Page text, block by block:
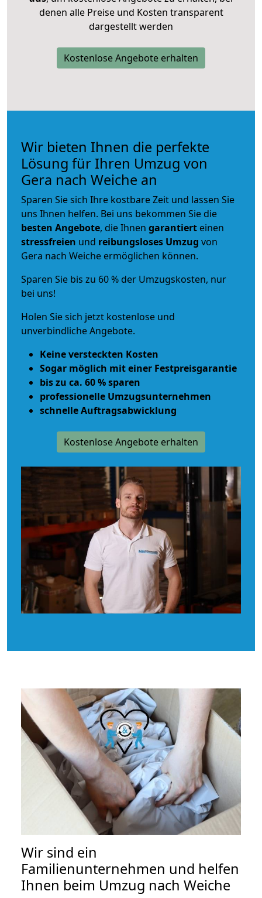
denen alle Preise und Kosten transparent
dargestellt werden
Kostenlose Angebote erhalten
Wir bieten Ihnen die perfekte
Lösung für Ihren Umzug von
Gera nach Weiche an
Sparen Sie sich Ihre kostbare Zeit und lassen Sie
uns Ihnen helfen. Bei uns bekommen Sie die
besten Angebote, die Ihnen garantiert einen
stressfreien und reibungsloses Umzug von
Gera nach Weiche ermöglichen können.
Sparen Sie bis zu 60 % der Umzugskosten, nur
bei uns!
Holen Sie sich jetzt kostenlose und
unverbindliche Angebote.
Keine versteckten Kosten
Sogar möglich mit einer Festpreisgarantie
bis zu ca. 60 % sparen
professionelle Umzugsunternehmen
schnelle Auftragsabwicklung
Kostenlose Angebote erhalten
Wir sind ein
Familienunternehmen und helfen
Ihnen beim Umzug nach Weiche